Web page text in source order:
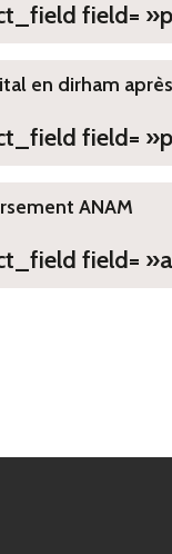
field=
en dirham
field=
ANAM
field=